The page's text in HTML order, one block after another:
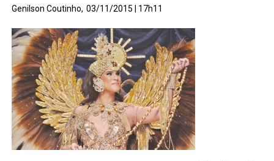
Genilson Coutinho, 03/11/2015 | 17h11